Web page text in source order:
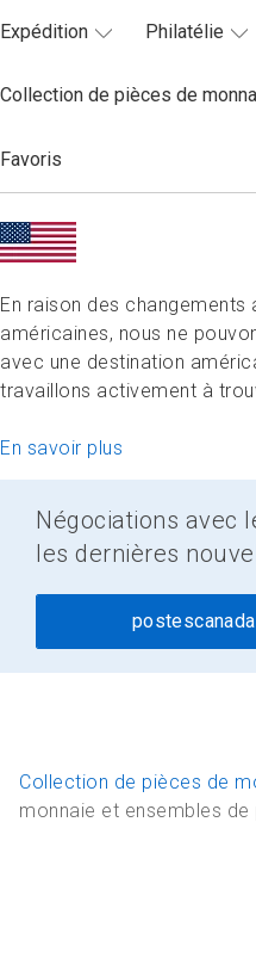
Expédition Philatélie
Collection de pièces de
Favoris
En raison des
américaines, nous ne
avec une destination
travaillons activement à
En savoir plus
Négociations avec
les dernières
Collection de pièces de
monnaie et ensembles de